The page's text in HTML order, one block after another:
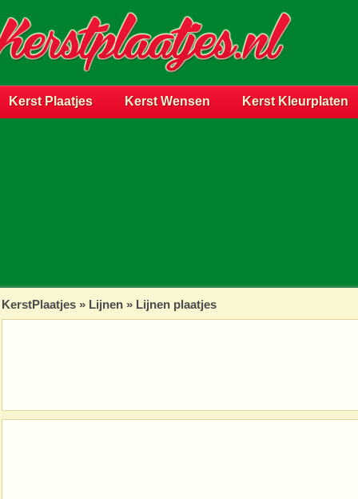
Kerst Plaatjes Kerst Wensen Kerst Kleurplaten
KerstPlaatjes » Lijnen » Lijnen plaatjes